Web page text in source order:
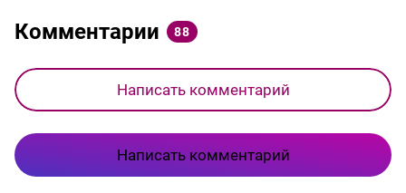
Комментарии 88
Написать комментарий
Написать комментарий